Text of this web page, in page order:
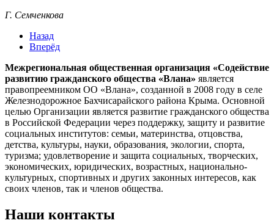
Г. Семченкова
Назад
Вперёд
Межрегиональная общественная организация «Содействие
развитию гражданского общества «Влана» является
правопреемником ОО «Влана», созданной в 2008 году в селе
Железнодорожное Бахчисарайского района Крыма. Основной
целью Организации является развитие гражданского общества
в Российской Федерации через поддержку, защиту и развитие
социальных институтов: семьи, материнства, отцовства,
детства, культуры, науки, образования, экологии, спорта,
туризма; удовлетворение и защита социальных, творческих,
экономических, юридических, возрастных, национально-
культурных, спортивных и других законных интересов, как
своих членов, так и членов общества.
Наши контакты